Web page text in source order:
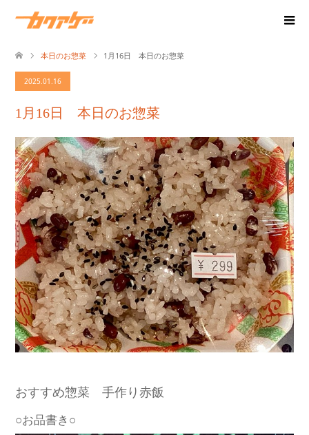
本日のお惣菜 1月16日 本日のお惣菜
2025.01.16
1月16日 本日のお惣菜
おすすめ惣菜 手作り赤飯
○お品書き○